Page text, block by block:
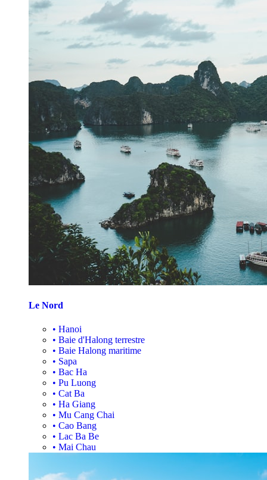
Le Nord
• Hanoi
• Baie d'Halong terrestre
• Baie Halong maritime
• Sapa
• Bac Ha
• Pu Luong
• Cat Ba
• Ha Giang
• Mu Cang Chai
• Cao Bang
• Lac Ba Be
• Mai Chau